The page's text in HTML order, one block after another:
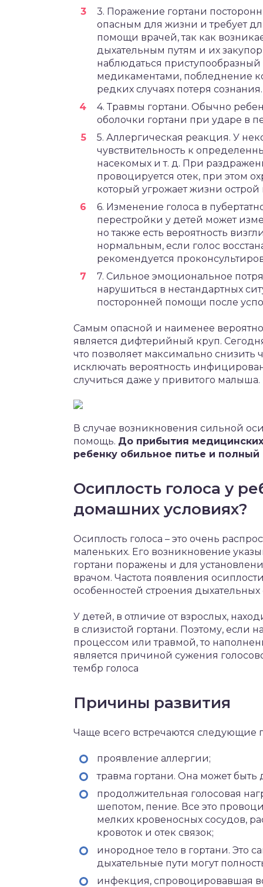
3. Поражение гортани
опасным для жизни и требует
помощи врачей, так как
дыхательным путям и их
наблюдаться
медикаментами, побледнение
редких случаях потеря сознания.
4. Травмы гортани. Обычно
оболочки гортани при ударе в
5. Аллергическая реакция. У
чувствительность к
насекомых и т. д. При
провоцируется отек, при этом
который угрожает жизни острой
6. Изменение голоса в
перестройки у детей может
но также есть вероятность
нормальным, если голос
рекомендуется
7. Сильное эмоциональное
нарушиться в нестандартных
посторонней помощи после
Самым опасной и наименее
является дифтерийный круп.
что позволяет максимально снизить
исключать вероятность
случиться даже у привитого малыша.
В случае возникновения сильной
помощь. До прибытия
ребенку обильное питье и полный
Осиплость голоса у
домашних условиях?
Осиплость голоса – это очень
маленьких. Его возникновение
гортани поражены и для
врачом. Частота появления
особенностей строения дыхательных
У детей, в отличие от взрослых,
в слизистой гортани. Поэтому, если
процессом или травмой, то
является причиной сужения
тембр голоса
Причины развития
Чаще всего встречаются следующие
проявление аллергии;
травма гортани. Она может
продолжительная голосовая
шепотом, пение. Все это
мелких кровеносных сосудов,
кровоток и отек связок;
инородное тело в гортани. Это
дыхательные пути могут
инфекция, спровоцировавшая